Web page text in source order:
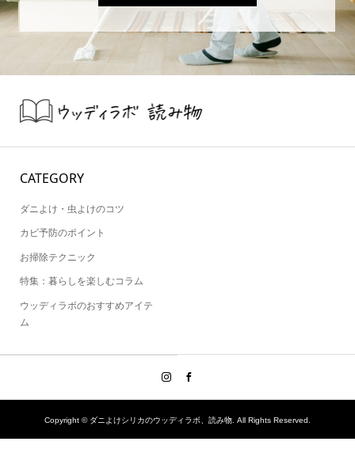
CATEGORY
ダニよけ・虫よけのコツ
カビ予防のポイント
お掃除テクニック
特集：暮らしを楽しむコラム
ウッディラボのおすすめアイテ
ム
Copyright ©ダニよけシリカのウッディラボ、読み物. All Rights Reserved.